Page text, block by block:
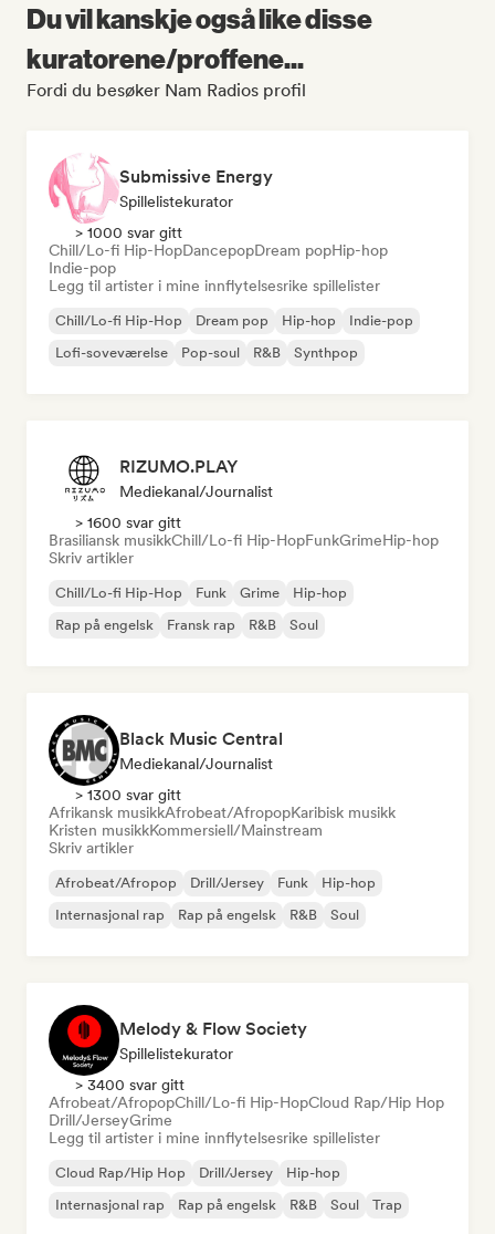
Du vil kanskje også like disse
kuratorene/proffene...
Fordi du besøker Nam Radios profil
Submissive Energy
Spillelistekurator
> 1000 svar gitt
Chill/Lo-fi Hip-HopDancepopDream popHip-hop
Indie-pop
Legg til artister i mine innflytelsesrike spillelister
Chill/Lo-fi Hip-Hop Dream pop Hip-hop
Indie-pop
Lofi-soveværelse
Pop-soul R&B Synthpop
RIZUMO.PLAY
Mediekanal/journalist
> 1600 svar gitt
Brasiliansk musikkChill/Lo-fi Hip-HopFunkGrimeHip-hop
Skriv artikler
Chill/Lo-fi Hip-Hop Funk Grime
Hip-hop
Rap på engelsk
Fransk rap R&B Soul
Black Music Central
Mediekanal/journalist
> 1300 svar gitt
Afrikansk musikkAfrobeat/AfropopKaribisk musikk
Kristen musikkKommersiell/Mainstream
Skriv artikler
Afrobeat/Afropop Drill/Jersey Funk
Hip-hop
Internasjonal rap
Rap på engelsk R&B Soul
Melody & Flow Society
Spillelistekurator
> 3400 svar gitt
Afrobeat/AfropopChill/Lo-fi Hip-HopCloud Rap/Hip Hop
Drill/JerseyGrime
Legg til artister i mine innflytelsesrike spillelister
Cloud Rap/Hip Hop Drill/Jersey
Hip-hop
Internasjonal rap
Rap på engelsk R&B Soul Trap